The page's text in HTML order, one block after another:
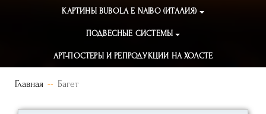
КАРТИНЫ BUBOLA E NAIBO (ИТАЛИЯ)
ПОДВЕСНЫЕ СИСТЕМЫ
АРТ-ПОСТЕРЫ И РЕПРОДУКЦИИ НА ХОЛСТЕ
Главная Багет